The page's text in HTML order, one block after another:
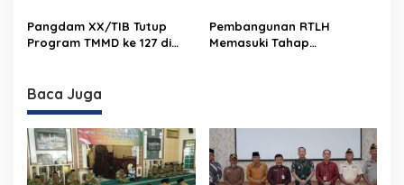
142/Jambi
Pangdam XX/TIB Tutup
Program TMMD ke 127 di
Pembangunan RTLH
Memasuki Tahap
Baca Juga